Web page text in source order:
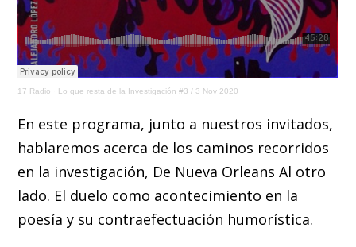
17 Radio · Lo que resta de la Investigación #3 / 3 Nov 2020
En este programa, junto a nuestros invitados,
hablaremos acerca de los caminos recorridos
en la investigación, De Nueva Orleans Al otro
lado. El duelo como acontecimiento en la
poesía y su contraefectuación humorística.